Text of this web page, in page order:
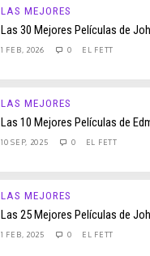
LAS MEJORES
Las 30 Mejores Películas de
1 FEB, 2026 0 EL FETT
LAS MEJORES
Las 10 Mejores Películas de
10 SEP, 2025 0 EL FETT
LAS MEJORES
Las 25 Mejores Películas de
1 FEB, 2025 0 EL FETT